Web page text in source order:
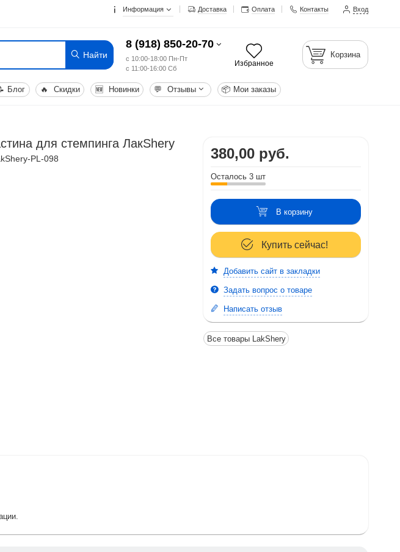
Информация Доставка Оплата Контакты Вход
Найти
8 (918) 850-20-70
с 10:00-18:00 Пн-Пт
с 11:00-16:00 Сб
Избранное
Корзина
Блог 🔥 Скидки 🆕 Новинки 💬 Отзывы 📦 Мои заказы
для стемпинга ЛакShery
PL-098 380,00 руб.
Осталось 3 шт
В корзину
Купить сейчас!
Добавить сайт в закладки
Задать вопрос о товаре
Написать отзыв
Все товары LakShery